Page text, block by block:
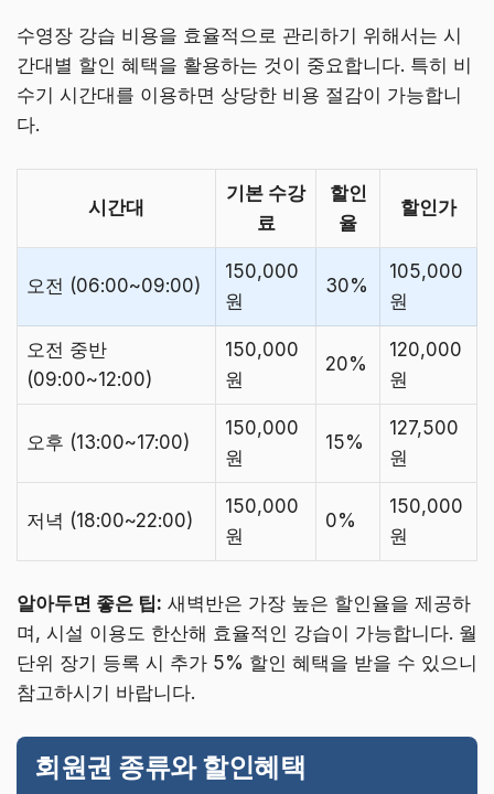
수영장 강습 비용을 효율적으로 관리하기 위해서는 시
간대별 할인 혜택을 활용하는 것이 중요합니다. 특히 비
수기 시간대를 이용하면 상당한 비용 절감이 가능합니
다.
시간대
기본 수강
료
할인
율
할인가
오전 (06:00~09:00)
150,000
원
30%
105,000
원
오전 중반
(09:00~12:00)
150,000
원
20%
120,000
원
오후 (13:00~17:00)
150,000
원
15%
127,500
원
저녁 (18:00~22:00)
150,000
원
0%
150,000
원
알아두면 좋은 팁: 새벽반은 가장 높은 할인율을 제공하
며, 시설 이용도 한산해 효율적인 강습이 가능합니다. 월
단위 장기 등록 시 추가 5% 할인 혜택을 받을 수 있으니
참고하시기 바랍니다.
회원권 종류와 할인혜택